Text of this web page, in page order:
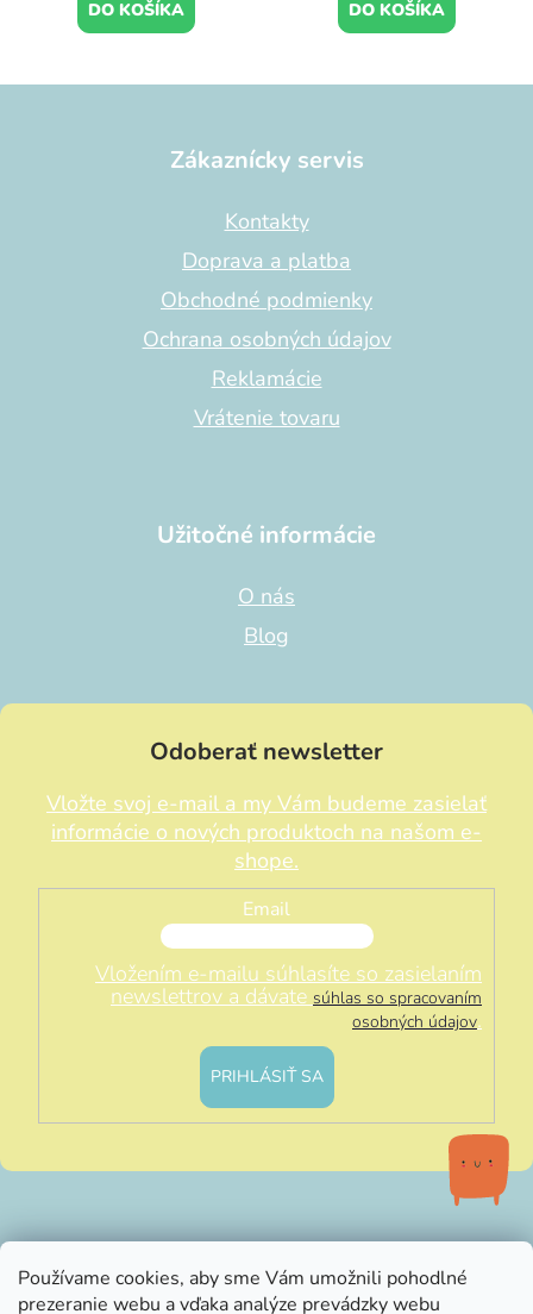
Používame cookies, aby sme Vám umožnili pohodlné
prezeranie webu a vďaka analýze prevádzky webu
DO KOŠÍKA DO KOŠÍKA
Zákaznícky servis
Kontakty
Doprava a platba
Obchodné podmienky
Ochrana osobných údajov
Reklamácie
Vrátenie tovaru
Užitočné informácie
O nás
Blog
Odoberať newsletter
Vložte svoj e-mail a my Vám budeme zasielať
informácie o nových produktoch na našom e-
shope.
Email
Vložením e-mailu súhlasíte so zasielaním
newslettrov a dávate súhlas so spracovaním
osobných údajov.
PRIHLÁSIŤ SA
info@littleluna.sk